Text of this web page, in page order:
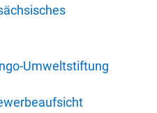
Umweltstiftung